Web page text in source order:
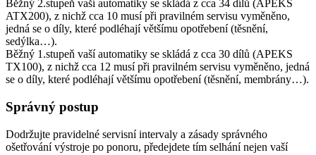
Běžný 2.stupeň vaší automatiky se skládá z cca 34 dílů (APEKS
ATX200), z nichž cca 10 musí při pravilném servisu vyměněno,
jedná se o díly, které podléhají většímu opotřebení (těsnění,
sedýlka…).
Běžný 1.stupeň vaší automatiky se skládá z cca 30 dílů (APEKS
TX100), z nichž cca 12 musí při pravilném servisu vyměněno, jedná
se o díly, které podléhají většímu opotřebení (těsnění, membrány…).
Správný postup
Dodržujte pravidelné servisní intervaly a zásady správného
ošetřování výstroje po ponoru, předejdete tím selhání nejen vaší